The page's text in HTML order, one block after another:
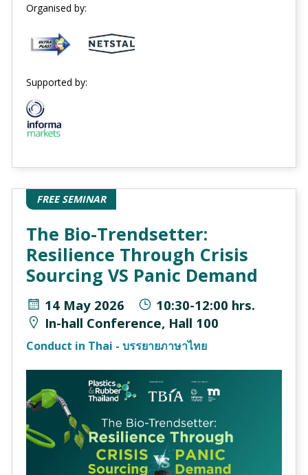
Organised by:
Supported by:
FREE SEMINAR
The Bio-Trendsetter:
Resilience Through Crisis
Sourcing VS Panic Demand
14 May 2026
10:30-12:00 hrs.
In-hall Conference, Hall 100
Conduct in Thai - บรรยายภาษาไทย